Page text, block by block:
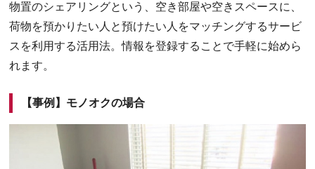
物置のシェアリングという、空き部屋や空きスペースに、
荷物を預かりたい人と預けたい人をマッチングするサービ
スを利用する活用法。情報を登録することで手軽に始めら
れます。
【事例】モノオクの場合